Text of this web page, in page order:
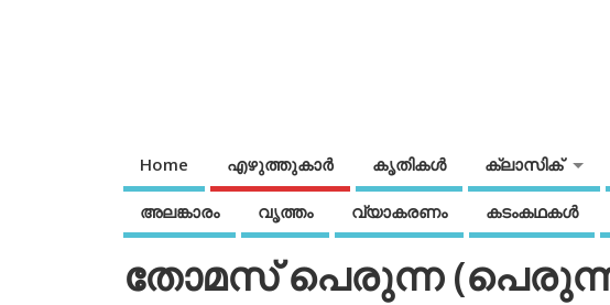
Home എഴുത്തുകാര്‍ കൃതികൾ ക്ലാസിക്
അലങ്കാരം വൃത്തം വ്യാകരണം കടംകഥകള്‍
തോമസ് പെരുന്ന